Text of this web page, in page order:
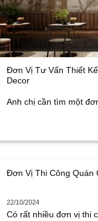
Đơn Vị Tư Vấn Thiết
Decor
Anh chị cần tìm một
Đơn Vị Thi Công Quán
22/10/2024
Có rất nhiều đơn vị thi